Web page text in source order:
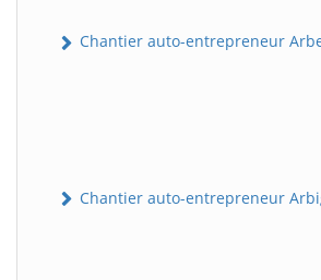
Chantier auto-entrepreneur
Chantier auto-entrepreneur